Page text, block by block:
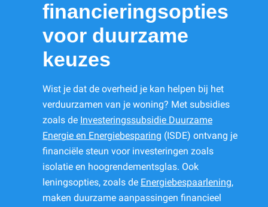
financieringsopties
voor duurzame
keuzes
Wist je dat de overheid je kan helpen bij het
verduurzamen van je woning? Met subsidies
zoals de Investeringssubsidie Duurzame
Energie en Energiebesparing (ISDE) ontvang je
financiële steun voor investeringen zoals
isolatie en hoogrendementsglas. Ook
leningsopties, zoals de Energiebespaarlening,
maken duurzame aanpassingen financieel